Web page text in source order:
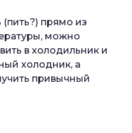
(пить?) прямо из
можно
в холодильник и
холодник, а
привычный